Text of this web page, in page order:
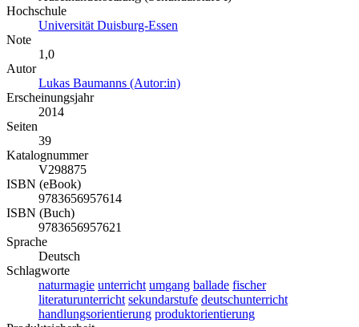
Hochschule
Universität Duisburg-Essen
Note
1,0
Autor
Lukas Baumanns (Autor:in)
Erscheinungsjahr
2014
Seiten
39
Katalognummer
V298875
ISBN (eBook)
9783656957614
ISBN (Buch)
9783656957621
Sprache
Deutsch
Schlagworte
naturmagie unterricht umgang ballade fischer
literaturunterricht sekundarstufe deutschunterricht
handlungsorientierung produktorientierung